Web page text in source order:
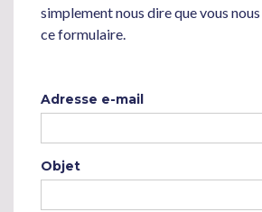
simplement nous dire que vous
ce formulaire.
Adresse e-mail
Objet